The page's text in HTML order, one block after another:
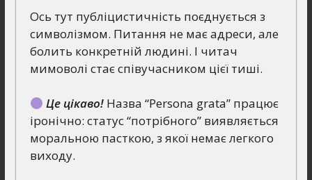
Ось тут публіцистичність поєднується з
символізмом. Питання не має адреси, але
болить конкретній людині. І читач
мимоволі стає співучасником цієї тиші.
Це цікаво! Назва “Persona grata” працює
іронічно: статус “потрібного” виявляється
моральною пасткою, з якої немає легкого
виходу.